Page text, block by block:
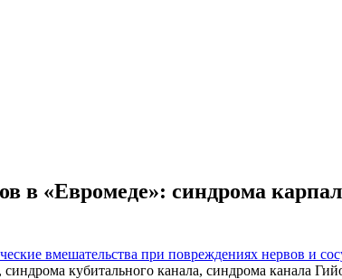
в «Евромеде»: синдрома
вмешательства при повреждениях нервов и
кубитального канала, синдрома канала